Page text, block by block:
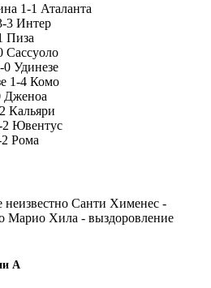
1-1 Аталанта
3 Интер
Пиза
Сассуоло
Удинезе
1-4 Комо
Дженоа
Кальяри
2 Ювентус
Рома
Санти Хименес -
Марио Хила - выздоровление
А